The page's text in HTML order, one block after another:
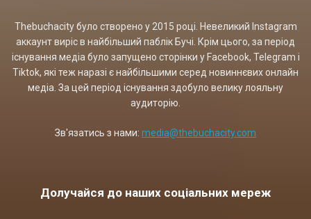
Thebuchacity було створено у 2015 році. Невеликий Instagram
аккаунт виріс в найбільший паблік Бучі. Крім цього, за період
існування медіа було запущено сторінки у Facebook, Telegram і
Tiktok, які теж наразі є найбільшими серед новиннєвих онлайн
медіа. За цей період існування здобуло велику лояльну
аудиторію.
Зв'язатись з нами: media@thebuchacity.com
Долучайся до наших соціальних мереж